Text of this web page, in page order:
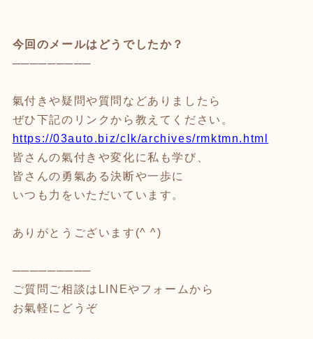
今回のメールはどうでしたか？
─────────
氣付きや疑問や質問などありましたら
ぜひ下記のリンクから教えてください。
https://03auto.biz/clk/archives/rmktmn.html
皆さんの氣付きや変化に私も学び、
皆さんの勇氣ある決断や一歩に
いつも力をいただいています。
ありがとうございます(^ ^)
─────────
ご質問ご相談はLINEやフォームから
お氣軽にどうぞ